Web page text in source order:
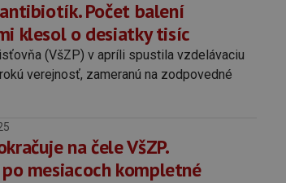
Počet balení
klesol o desiatky tisíc
(VšZP) v apríli spustila vzdelávaciu
verejnosť, zameranú na zodpovedné
na čele VšZP.
mesiacoch kompletné